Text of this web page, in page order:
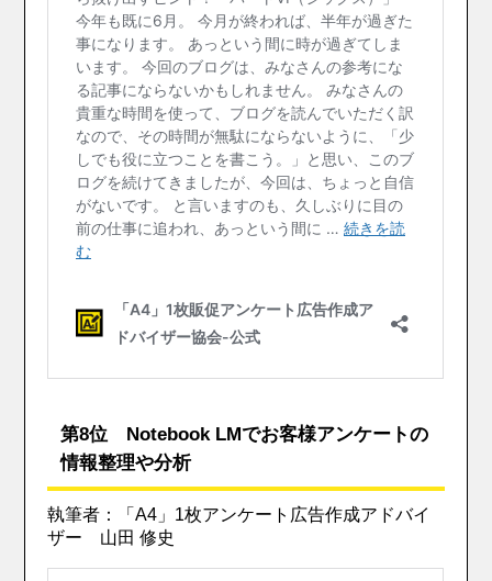
第8位 Notebook LMでお客様アンケートの
情報整理や分析
執筆者：「A4」1枚アンケート広告作成アドバイ
ザー 山田 修史